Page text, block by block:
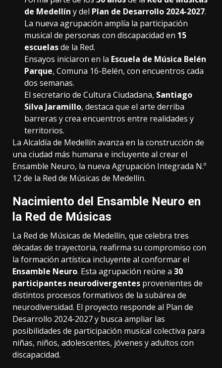
de Medellín y del Plan de Desarrollo 2024-2027.
La nueva agrupación amplía la participación
musical de personas con discapacidad en 15
escuelasde la Red.
Ensayos iniciaron en la Escuela de Música Belén
Parque, Comuna 16-Belén, con encuentros cada
dos semanas.
El secretario de Cultura Ciudadana, Santiago
Silva Jaramillo, destaca que el arte derriba
barreras y crea encuentros entre realidades y
territorios.
La Alcaldía de Medellín avanza en la construcción de
una ciudad más humana e incluyente al crear el
Ensamble Neuro, la nueva Agrupación Integrada N.º
12 de la Red de Músicas de Medellín.
Nacimiento del Ensamble Neuro en
la Red de Músicas
La Red de Músicas de Medellín, que celebra tres
décadas de trayectoria, reafirma su compromiso con
la formación artística incluyente al conformar el
Ensamble Neuro. Esta agrupación reúne a 30
participantes neurodivergentes provenientes de
distintos procesos formativos de la subárea de
neurodiversidad. El proyecto responde al Plan de
Desarrollo 2024-2027 y busca ampliar las
posibilidades de participación musical colectiva para
niñas, niños, adolescentes, jóvenes y adultos con
discapacidad.